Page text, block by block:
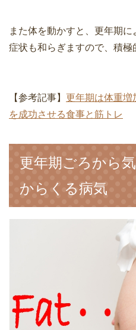
また体を動かすと、更年期
症状も和らぎますので、積極
【参考記事】 更年期は体重増
を成功させる食事と筋トレ
更年期ごろから
からくる病気